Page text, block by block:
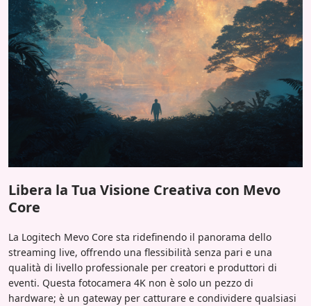
Libera la Tua Visione Creativa con Mevo
Core
La Logitech Mevo Core sta ridefinendo il panorama dello
streaming live, offrendo una flessibilità senza pari e una
qualità di livello professionale per creatori e produttori di
eventi. Questa fotocamera 4K non è solo un pezzo di
hardware; è un gateway per catturare e condividere qualsiasi